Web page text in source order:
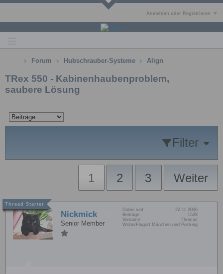
Anmelden oder Registrieren
Forum Hubschrauber-Systeme Align
TRex 550 - Kabinenhaubenproblem,
saubere Lösung
Filter
1 2 3 Weiter
Nickmick
Senior Member
Dabei seit:
22.11.2006
Beiträge:
1528
Vorname:
Thomas
Wohn/Flugort: München und Pocking